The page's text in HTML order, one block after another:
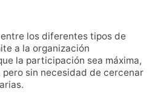
los diferentes tipos de
a la organización
la participación sea máxima,
sin necesidad de cercenar